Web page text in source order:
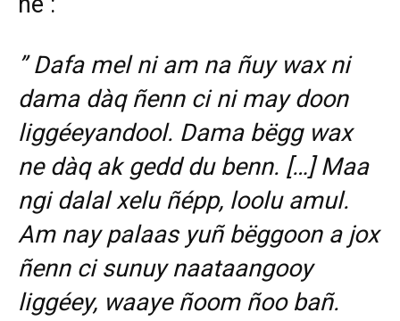
” Dafa mel ni am na ñuy wax ni
dama dàq ñenn ci ni may doon
liggéeyandool. Dama bëgg wax
ne dàq ak gedd du benn. […] Maa
ngi dalal xelu ñépp, loolu amul.
Am nay palaas yuñ bëggoon a jox
ñenn ci sunuy naataangooy
liggéey, waaye ñoom ñoo bañ.